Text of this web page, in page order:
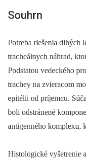
Souhrn
Potreba riešenia dlhých
tracheálnych náhrad,
Podstatou vedeckého
trachey na zvieracom
epitélii od príjemcu.
boli odstránené
antigenného komplexu,
Histologické vyšetrenie